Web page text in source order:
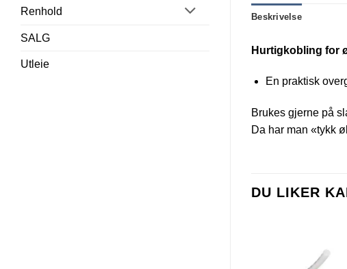
Renhold
SALG
Utleie
Beskrivelse
Hurtigkobling for
En praktisk
Brukes gjerne på
Da har man «tykk
DU LIKER